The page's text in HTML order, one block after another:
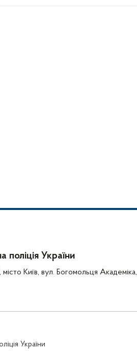
поліція України
місто Київ, вул. Богомольця Академіка,
України